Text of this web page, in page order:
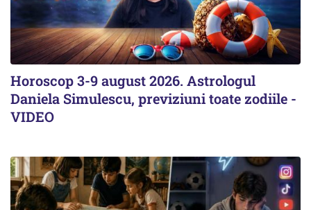
Horoscop 3-9 august 2026. Astrologul
Daniela Simulescu, previziuni toate zodiile -
VIDEO